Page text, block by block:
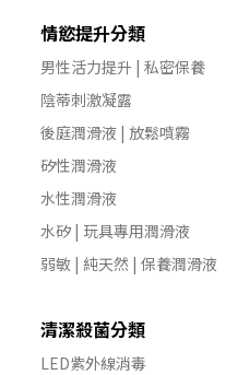
情慾提升分類
男性活力提升 | 私密保養
陰蒂刺激凝露
後庭潤滑液 | 放鬆噴霧
矽性潤滑液
水性潤滑液
水矽 | 玩具專用潤滑液
弱敏 | 純天然 | 保養潤滑液
清潔殺菌分類
LED紫外線消毒